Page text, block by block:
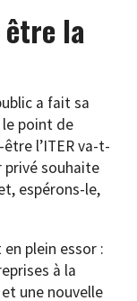
la
a fait sa
point de
l’ITER va-t-
privé souhaite
espérons-le,
plein essor :
à la
une nouvelle